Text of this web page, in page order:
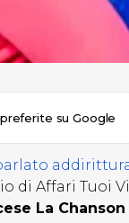
su Google
di Affari Tuoi
La